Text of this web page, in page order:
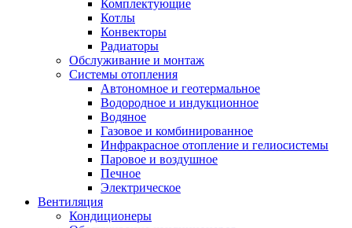
Комплектующие
Котлы
Конвекторы
Радиаторы
Обслуживание и монтаж
Системы отопления
Автономное и геотермальное
Водородное и индукционное
Водяное
Газовое и комбинированное
Инфракрасное отопление и гелиосистемы
Паровое и воздушное
Печное
Электрическое
Вентиляция
Кондиционеры